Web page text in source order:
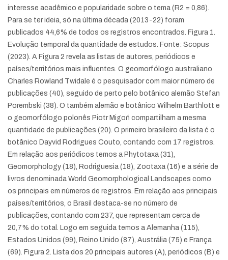
interesse acadêmico e popularidade sobre o tema (R2 = 0,86).
Para se ter ideia, só na última década (2013-22) foram
publicados 44,6% de todos os registros encontrados. Figura 1.
Evolução temporal da quantidade de estudos. Fonte: Scopus
(2023). A Figura 2 revela as listas de autores, periódicos e
países/territórios mais influentes. O geomorfólogo australiano
Charles Rowland Twidale é o pesquisador com maior número de
publicações (40), seguido de perto pelo botânico alemão Stefan
Porembski (38). O também alemão e botânico Wilhelm Barthlott e
o geomorfólogo polonês Piotr Migoń compartilham a mesma
quantidade de publicações (20). O primeiro brasileiro da lista é o
botânico Dayvid Rodrigues Couto, contando com 17 registros.
Em relação aos periódicos temos a Phytotaxa (31),
Geomorphology (18), Rodriguesia (18), Zootaxa (16) e a série de
livros denominada World Geomorphological Landscapes como
os principais em números de registros. Em relação aos principais
países/territórios, o Brasil destaca-se no número de
publicações, contando com 237, que representam cerca de
20,7% do total. Logo em seguida temos a Alemanha (115),
Estados Unidos (99), Reino Unido (87), Austrália (75) e França
(69). Figura 2. Lista dos 20 principais autores (A), periódicos (B) e